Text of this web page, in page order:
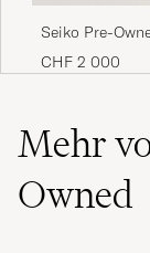
Seiko Pre-
CHF 2 000
Mehr
Owned